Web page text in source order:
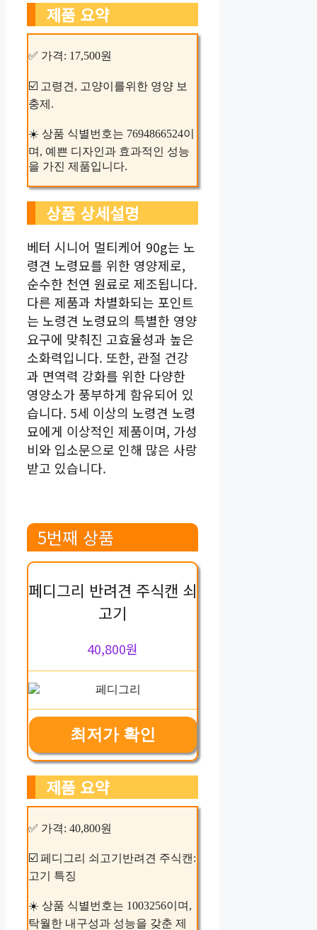
제품 요약
✅ 가격: 17,500원
☑️ 고령견, 고양이를위한 영양 보
충제.
☀️ 상품 식별번호는 7694866524이
며, 예쁜 디자인과 효과적인 성능
을 가진 제품입니다.
상품 상세설명
베터 시니어 멀티케어 90g는 노
령견 노령묘를 위한 영양제로,
순수한 천연 원료로 제조됩니다.
다른 제품과 차별화되는 포인트
는 노령견 노령묘의 특별한 영양
요구에 맞춰진 고효율성과 높은
소화력입니다. 또한, 관절 건강
과 면역력 강화를 위한 다양한
영양소가 풍부하게 함유되어 있
습니다. 5세 이상의 노령견 노령
묘에게 이상적인 제품이며, 가성
비와 입소문으로 인해 많은 사랑
받고 있습니다.
5번째 상품
페디그리 반려견 주식캔 쇠
고기
40,800원
최저가 확인
제품 요약
✅ 가격: 40,800원
☑️ 페디그리 쇠고기반려견 주식캔:
고기 특징
☀️ 상품 식별번호는 1003256이며,
탁월한 내구성과 성능을 갖춘 제